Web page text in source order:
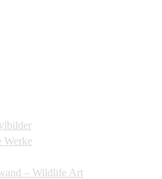
Werke
– Wildlife Art